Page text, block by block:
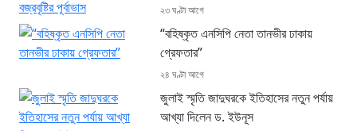
২৩ ঘণ্টা আগে
“বহিষ্কৃত এনসিপি নেতা তানভীর ঢাকায়
গ্রেফতার”
২৪ ঘণ্টা আগে
জুলাই স্মৃতি জাদুঘরকে ইতিহাসের নতুন পর্যায়
আখ্যা দিলেন ড. ইউনূস